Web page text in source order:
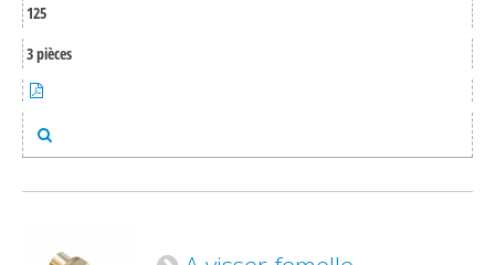
125
3 pièces